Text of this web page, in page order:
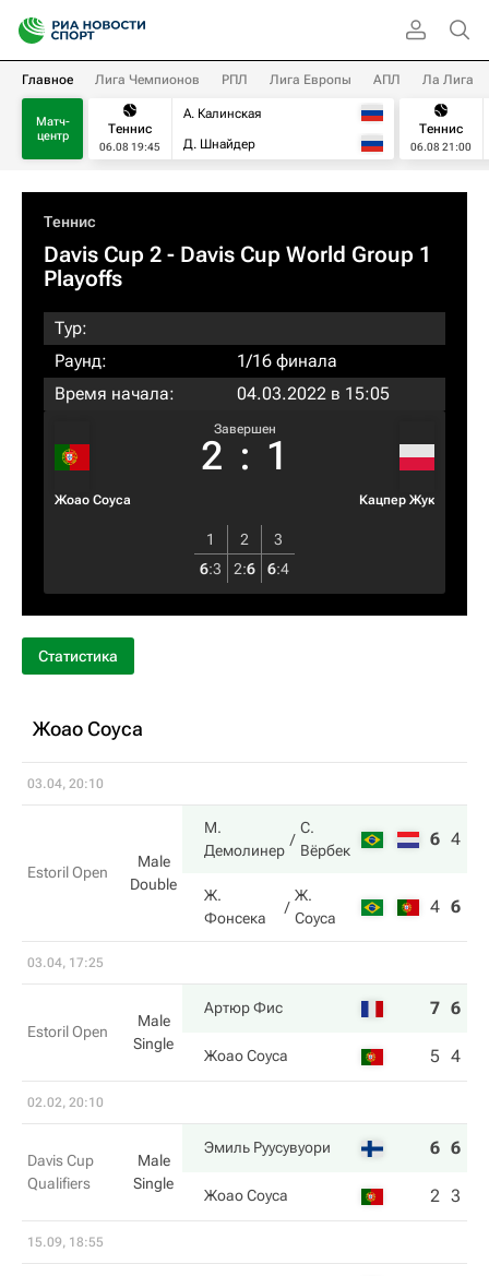
Главное Лига Чемпионов РПЛ Лига Европы АПЛ Ла Лига
Матч-
центр
Теннис
06.08 19:45
А. Калинская
Д. Шнайдер
Теннис
06.08 21:00
Теннис
Davis Cup 2 - Davis Cup World Group 1
Playoffs
Тур:
Раунд:
1/16 финала
Время начала:
04.03.2022 в 15:05
Жоао Соуса
Завершен
2 : 1
Кацпер Жук
1 2
3
6:3 2:6 6:4
Статистика
Жоао Соуса
03.04, 20:10
Estoril Open
Male
Double
М.
Демолинер
С.
Вёрбек
6 4
Ж.
Фонсека
Ж.
Соуса
4 6
03.04, 17:25
Estoril Open
Male
Single
Артюр Фис 7 6
Жоао Соуса 5 4
02.02, 20:10
Davis Cup
Qualifiers
Male
Single
Эмиль Руусувуори 6 6
Жоао Соуса 2 3
15.09, 18:55